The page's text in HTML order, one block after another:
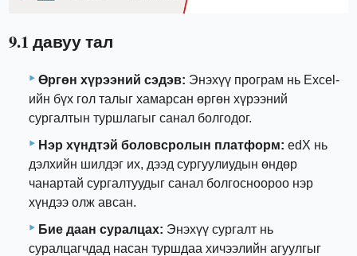
9.1 давуу тал
Өргөн хүрээний сэдэв: Энэхүү програм нь Excel-
ийн бүх гол талыг хамарсан өргөн хүрээний
сургалтын туршлагыг санал болгодог.
Нэр хүндтэй боловсролын платформ: edX нь
дэлхийн шилдэг их, дээд сургуулиудын өндөр
чанартай сургалтуудыг санал болгосноороо нэр
хүндээ олж авсан.
Бие даан суралцах: Энэхүү сургалт нь
суралцагчдад насан туршдаа хичээлийн агуулгыг